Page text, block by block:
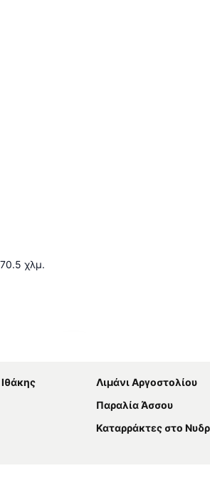
70.5 χλμ.
Λιμάνι Αργοστολίου
Παραλία Άσσου
Καταρράκτες στο